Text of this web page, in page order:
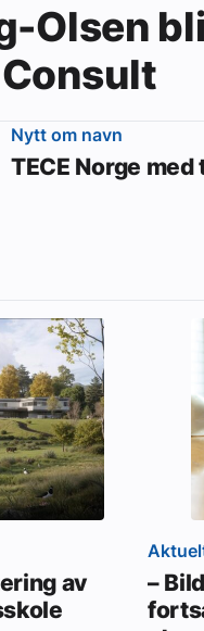
Olsen
Nytt om navn
TECE Norge
av
–